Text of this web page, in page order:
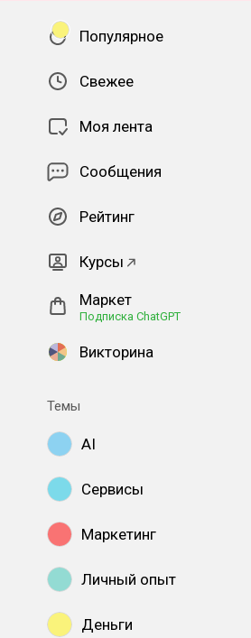
Популярное
Свежее
Моя лента
Сообщения
Рейтинг
Курсы
Маркет
Подписка ChatGPT
Викторина
Темы
AI
Сервисы
Маркетинг
Личный опыт
Деньги